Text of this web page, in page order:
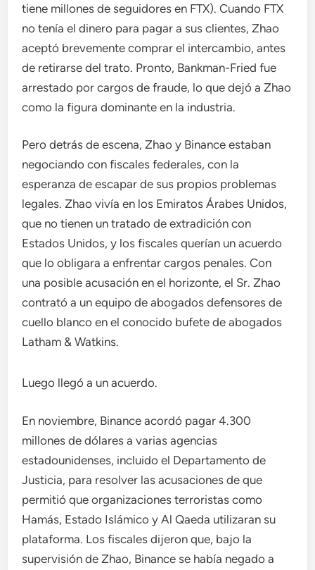
tiene millones de seguidores en FTX). Cuando FTX
no tenía el dinero para pagar a sus clientes, Zhao
aceptó brevemente comprar el intercambio, antes
de retirarse del trato. Pronto, Bankman-Fried fue
arrestado por cargos de fraude, lo que dejó a Zhao
como la figura dominante en la industria.
Pero detrás de escena, Zhao y Binance estaban
negociando con fiscales federales, con la
esperanza de escapar de sus propios problemas
legales. Zhao vivía en los Emiratos Árabes Unidos,
que no tienen un tratado de extradición con
Estados Unidos, y los fiscales querían un acuerdo
que lo obligara a enfrentar cargos penales. Con
una posible acusación en el horizonte, el Sr. Zhao
contrató a un equipo de abogados defensores de
cuello blanco en el conocido bufete de abogados
Latham & Watkins.
Luego llegó a un acuerdo.
En noviembre, Binance acordó pagar 4.300
millones de dólares a varias agencias
estadounidenses, incluido el Departamento de
Justicia, para resolver las acusaciones de que
permitió que organizaciones terroristas como
Hamás, Estado Islámico y Al Qaeda utilizaran su
plataforma. Los fiscales dijeron que, bajo la
supervisión de Zhao, Binance se había negado a